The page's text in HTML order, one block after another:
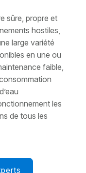
sûre, propre et
hostiles,
large variété
en une ou
faible,
les
de tous les